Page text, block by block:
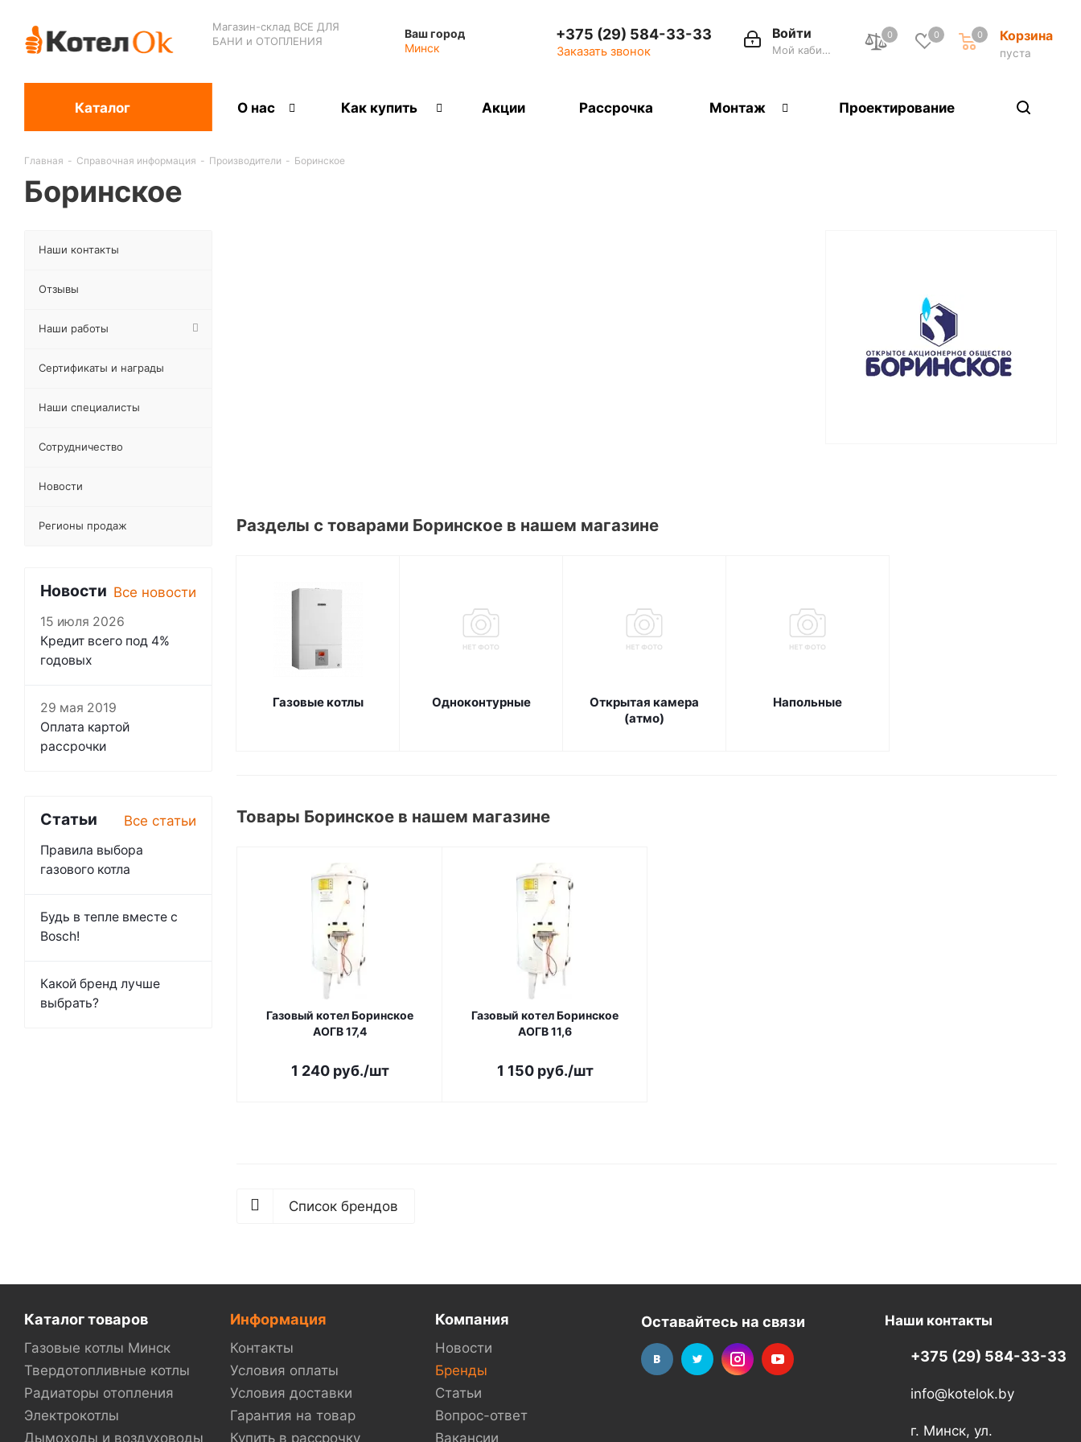
Магазин-склад ВСЕ ДЛЯ
БАНИ и ОТОПЛЕНИЯ
Ваш город
Минск
0 0 Корзина
пуста
0
Войти
Мой кабинет
+375 (29) 584-33-33
Заказать звонок
Каталог О нас Как купить Акции Рассрочка Монтаж Проектирование
Главная - Справочная информация - Производители - Боринское
Боринское
Разделы с товарами Боринское в нашем магазине
Газовые котлы Одноконтурные
Открытая камера
(атмо)
Напольные
Товары Боринское в нашем магазине
Газовый котел Боринское
АОГВ 17,4
1 240руб./шт
Газовый котел Боринское
АОГВ 11,6
1 150руб./шт
Список брендов
Наши контакты
Отзывы
Наши работы
Сертификаты и награды
Наши специалисты
Сотрудничество
Новости
Регионы продаж
Новости Все новости
15 июля 2026
Кредит всего под 4%
годовых
29 мая 2019
Оплата картой
рассрочки
Статьи Все статьи
Правила выбора
газового котла
Будь в тепле вместе с
Bosch!
Какой бренд лучше
выбрать?
Каталог товаров
Газовые котлы Минск
Твердотопливные котлы
Радиаторы отопления
Электрокотлы
Дымоходы и воздуховоды
Информация
Контакты
Условия оплаты
Условия доставки
Гарантия на товар
Купить в рассрочку
Компания
Новости
Бренды
Статьи
Вопрос-ответ
Вакансии
Оставайтесь на связи Наши контакты
+375 (29) 584-33-33
info@kotelok.by
г. Минск, ул.